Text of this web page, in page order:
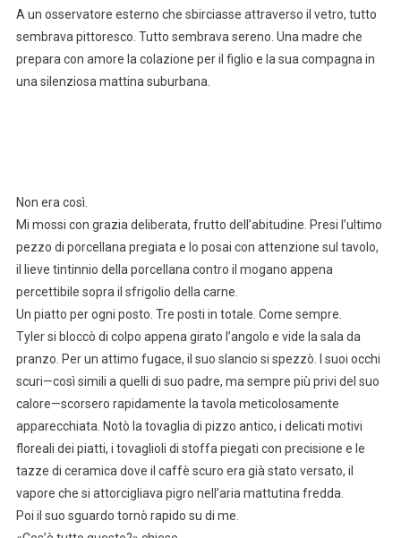
A un osservatore esterno che sbirciasse attraverso il vetro, tutto
sembrava pittoresco. Tutto sembrava sereno. Una madre che
prepara con amore la colazione per il figlio e la sua compagna in
una silenziosa mattina suburbana.
Non era così.
Mi mossi con grazia deliberata, frutto dell’abitudine. Presi l’ultimo
pezzo di porcellana pregiata e lo posai con attenzione sul tavolo,
il lieve tintinnio della porcellana contro il mogano appena
percettibile sopra il sfrigolio della carne.
Un piatto per ogni posto. Tre posti in totale. Come sempre.
Tyler si bloccò di colpo appena girato l’angolo e vide la sala da
pranzo. Per un attimo fugace, il suo slancio si spezzò. I suoi occhi
scuri—così simili a quelli di suo padre, ma sempre più privi del suo
calore—scorsero rapidamente la tavola meticolosamente
apparecchiata. Notò la tovaglia di pizzo antico, i delicati motivi
floreali dei piatti, i tovaglioli di stoffa piegati con precisione e le
tazze di ceramica dove il caffè scuro era già stato versato, il
vapore che si attorcigliava pigro nell’aria mattutina fredda.
Poi il suo sguardo tornò rapido su di me.